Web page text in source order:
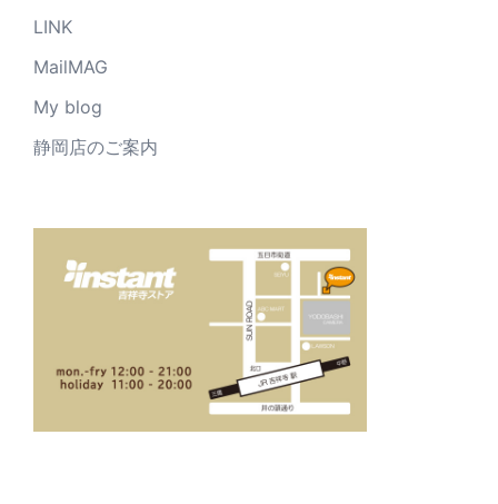
LINK
MailMAG
My blog
静岡店のご案内